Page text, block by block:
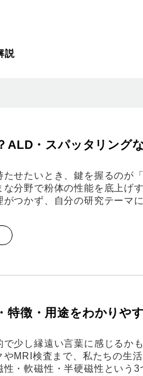
説
ALD・スパッタリング
せたいとき、鍵を握るのが
分野で粉体の性能を底上げ
がつかず、自分の研究テーマ
特徴・用途をわかりや
少し縁遠い言葉に感じるか
やMRI検査まで、私たちの生
・軟磁性・半硬磁性という